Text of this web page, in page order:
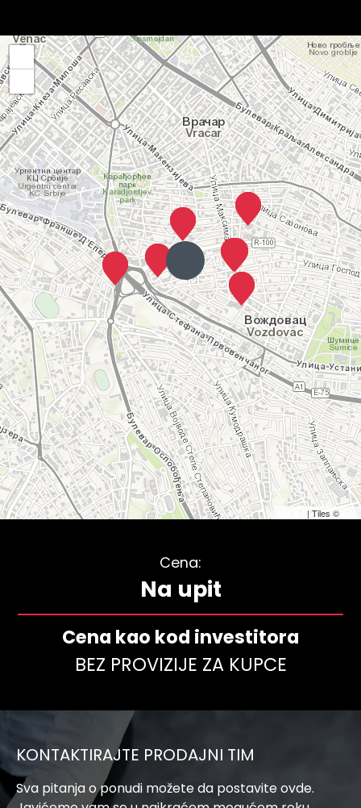
| Tiles ©
Cena:
Na upit
Cena kao kod investitora
BEZ PROVIZIJE ZA KUPCE
KONTAKTIRAJTE PRODAJNI TIM
Sva pitanja o ponudi možete da postavite ovde.